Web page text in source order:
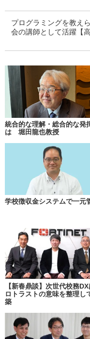
プログラミングを教え
会の講師として活躍【高
統合的な理解・総合的な発
は 堀田龍也教授
学校徴収金システムで一元
【新春鼎談】次世代校務
ロトラストの意味を整理し
築